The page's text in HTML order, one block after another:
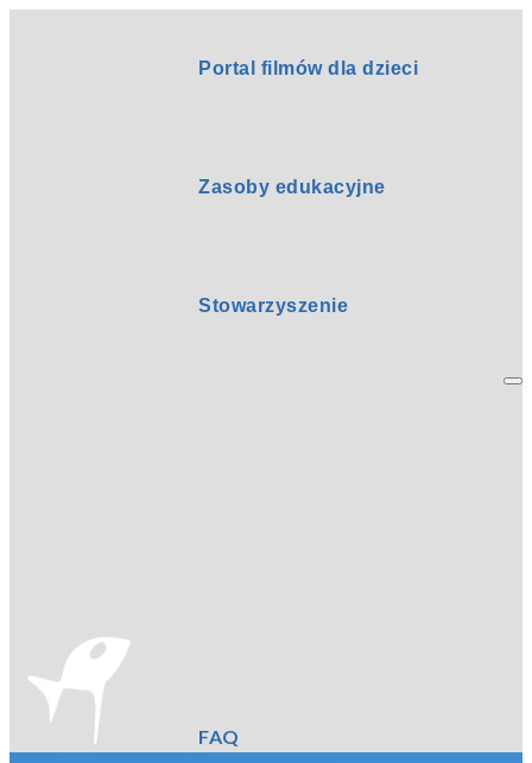
Portal filmów dla dzieci
Zasoby edukacyjne
Stowarzyszenie
FAQ